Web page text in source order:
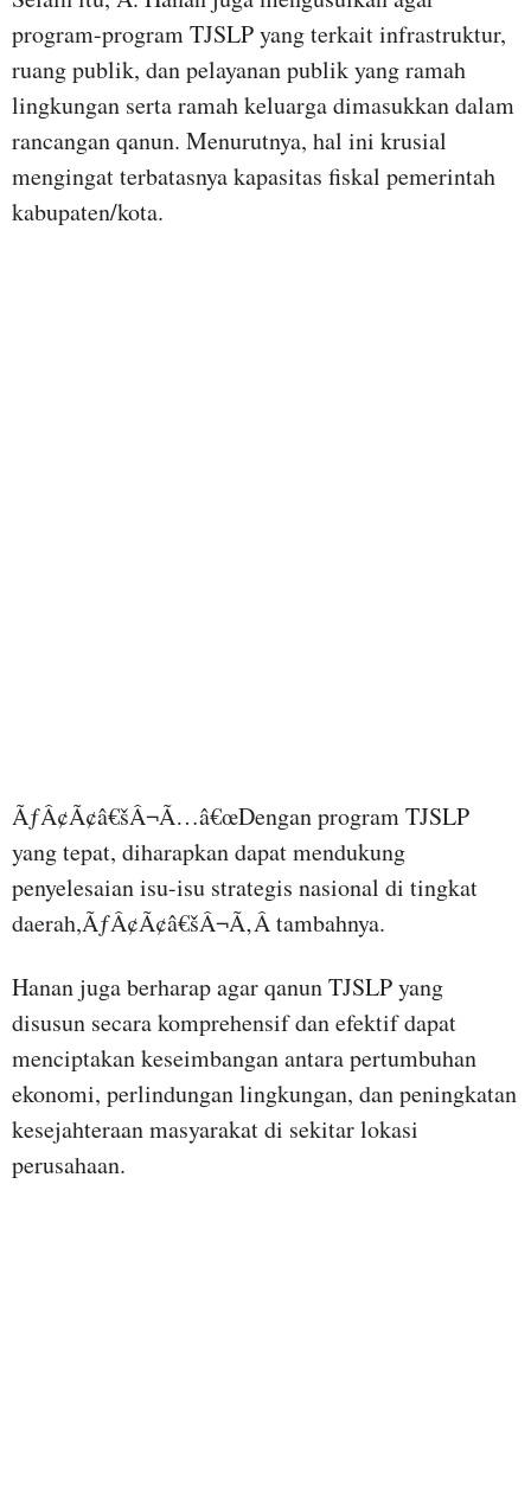
program-program TJSLP yang terkait infrastruktur,
ruang publik, dan pelayanan publik yang ramah
lingkungan serta ramah keluarga dimasukkan dalam
rancangan qanun. Menurutnya, hal ini krusial
mengingat terbatasnya kapasitas fiskal pemerintah
kabupaten/kota.
ÃƒÂ¢Ã¢â€šÂ¬Ã…â€œDengan program TJSLP
yang tepat, diharapkan dapat mendukung
penyelesaian isu-isu strategis nasional di tingkat
daerah,ÃƒÂ¢Ã¢â€šÂ¬Ã‚Â tambahnya.
Hanan juga berharap agar qanun TJSLP yang
disusun secara komprehensif dan efektif dapat
menciptakan keseimbangan antara pertumbuhan
ekonomi, perlindungan lingkungan, dan peningkatan
kesejahteraan masyarakat di sekitar lokasi
perusahaan.